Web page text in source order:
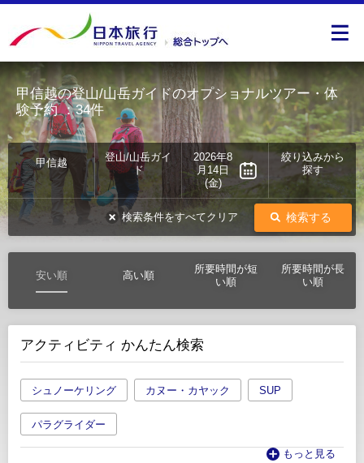
甲信越の登山/山岳ガイドのオプショナルツアー・体
験予約：34件
甲信越
登山/山岳ガイ
ド
2026年8
月14日
(金)
絞り込みから
探す
検索する
検索条件をすべてクリア
安い順 高い順
所要時間が短
い順
所要時間が長
い順
アクティビティ かんたん検索
シュノーケリング カヌー・カヤック SUP
パラグライダー
もっと見る